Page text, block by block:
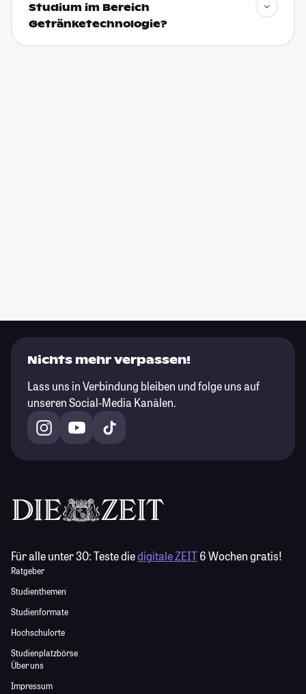
Studium im Bereich
Getränketechnologie?
Nichts mehr verpassen!
Lass uns in Verbindung bleiben und folge uns auf
unseren Social-Media Kanälen.
Für alle unter 30:Teste diedigitale ZEIT6 Wochen gratis!
Ratgeber
Studienthemen
Studienformate
Hochschulorte
Studienplatzbörse
Über uns
Impressum